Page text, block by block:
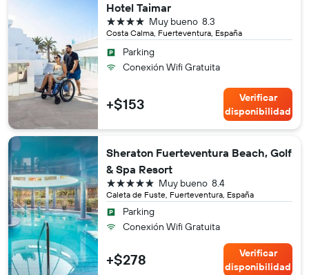
Hotel Taimar
Costa Calma, Fuerteventura, España
8.3
Muy bueno
4 estrellas
Parking
Conexión Wifi Gratuita
+$153
Verificar
disponibilidad
Sheraton Fuerteventura Beach, Golf
& Spa Resort
Caleta de Fuste, Fuerteventura, España
8.4
Muy bueno
5 estrellas
Parking
Conexión Wifi Gratuita
+$278
Verificar
disponibilidad